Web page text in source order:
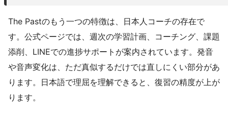
The Pastのもう一つの特徴は、日本人コーチの存在で
す。公式ページでは、週次の学習計画、コーチング、課題
添削、LINEでの進捗サポートが案内されています。発音
や音声変化は、ただ真似するだけでは直しにくい部分があ
ります。日本語で理屈を理解できると、復習の精度が上が
ります。